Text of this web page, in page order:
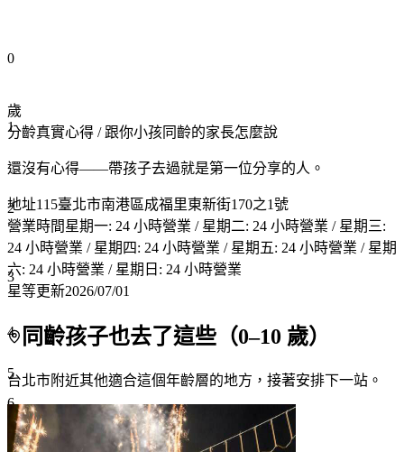
0
1
2
3
4
5
6
7+
歲
分齡真實心得 / 跟你小孩同齡的家長怎麼說
還沒有心得——帶孩子去過就是第一位分享的人。
地址115臺北市南港區成福里東新街170之1號
營業時間星期一: 24 小時營業 / 星期二: 24 小時營業 / 星期三:
24 小時營業 / 星期四: 24 小時營業 / 星期五: 24 小時營業 / 星期
六: 24 小時營業 / 星期日: 24 小時營業
星等更新2026/07/01
同齡孩子也去了這些（0–10 歲）
台北市附近其他適合這個年齡層的地方，接著安排下一站。